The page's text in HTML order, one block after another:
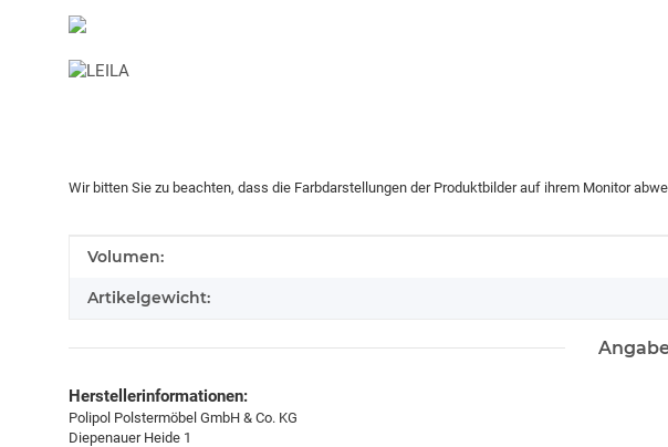
Wir bitten Sie zu beachten, dass die Farbdarstellungen der Produktbilder auf ihrem Monitor
Produkteigenschaft
Wert
Volumen:
Artikelgewicht:
Herstellerinformationen:
Polipol Polstermöbel GmbH & Co. KG
Diepenauer Heide 1